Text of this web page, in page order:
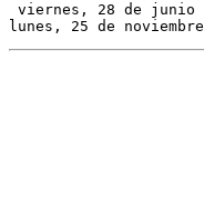
viernes, 28 de
lunes, 25 de